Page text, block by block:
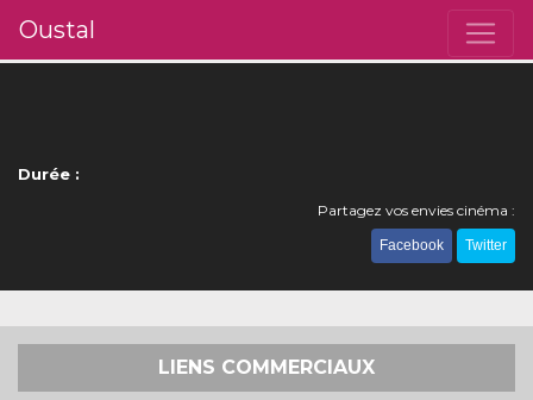
Oustal
Durée :
Partagez vos envies cinéma :
Facebook Twitter
LIENS COMMERCIAUX